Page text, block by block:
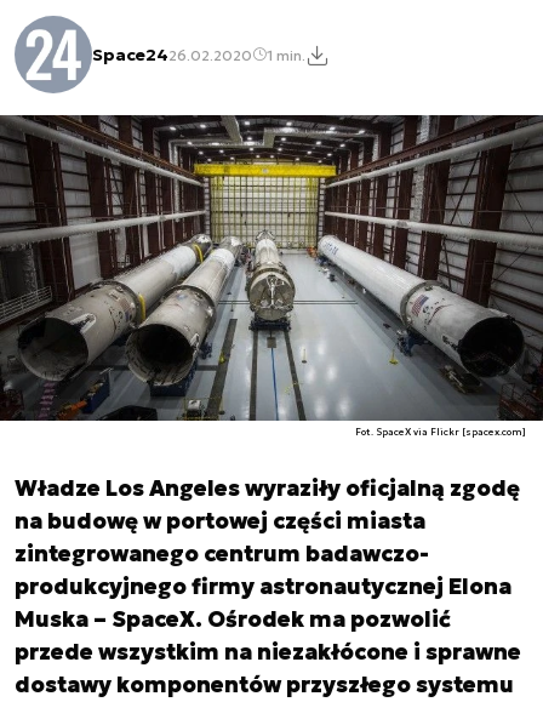
Space2426.02.2020 1 min.
Fot. SpaceX via Flickr [spacex.com]
Władze Los Angeles wyraziły oficjalną zgodę
na budowę w portowej części miasta
zintegrowanego centrum badawczo-
produkcyjnego firmy astronautycznej Elona
Muska – SpaceX. Ośrodek ma pozwolić
przede wszystkim na niezakłócone i sprawne
dostawy komponentów przyszłego systemu